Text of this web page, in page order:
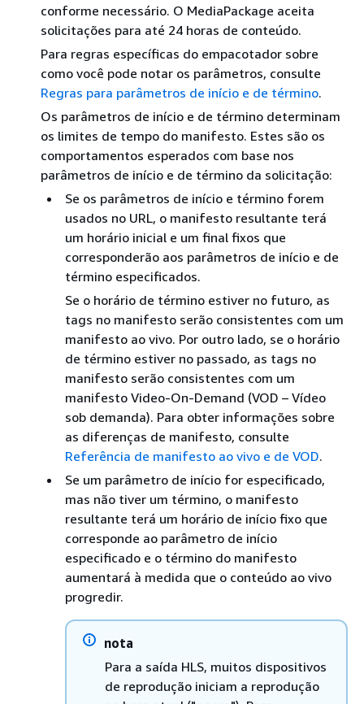
conforme necessário. O MediaPackage aceita
solicitações para até 24 horas de conteúdo.
Para regras específicas do empacotador sobre
como você pode notar os parâmetros, consulte
Regras para parâmetros de início e de término.
Os parâmetros de início e de término determinam
os limites de tempo do manifesto. Estes são os
comportamentos esperados com base nos
parâmetros de início e de término da solicitação:
Se os parâmetros de início e término forem
usados no URL, o manifesto resultante terá
um horário inicial e um final fixos que
corresponderão aos parâmetros de início e de
término especificados.
Se o horário de término estiver no futuro, as
tags no manifesto serão consistentes com um
manifesto ao vivo. Por outro lado, se o horário
de término estiver no passado, as tags no
manifesto serão consistentes com um
manifesto Video-On-Demand (VOD – Vídeo
sob demanda). Para obter informações sobre
as diferenças de manifesto, consulte
Referência de manifesto ao vivo e de VOD.
Se um parâmetro de início for especificado,
mas não tiver um término, o manifesto
resultante terá um horário de início fixo que
corresponde ao parâmetro de início
especificado e o término do manifesto
aumentará à medida que o conteúdo ao vivo
progredir.
nota
Para a saída HLS, muitos dispositivos
de reprodução iniciam a reprodução